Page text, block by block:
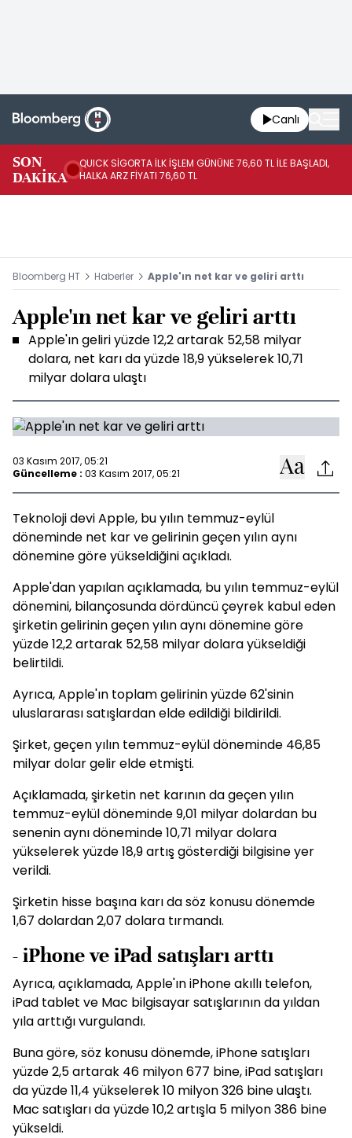
Canlı
SON
DAKİKA
QUICK SİGORTA İLK İŞLEM GÜNÜNE 76,60 TL İLE BAŞLADI,
HALKA ARZ FİYATI 76,60 TL
Bloomberg HT Haberler Apple'ın net kar ve geliri arttı
Apple'ın net kar ve geliri arttı
Apple'ın geliri yüzde 12,2 artarak 52,58 milyar
dolara, net karı da yüzde 18,9 yükselerek 10,71
milyar dolara ulaştı
03 Kasım 2017, 05:21
Güncelleme : 03 Kasım 2017, 05:21
Teknoloji devi Apple, bu yılın temmuz-eylül
döneminde net kar ve gelirinin geçen yılın aynı
dönemine göre yükseldiğini açıkladı.
Apple'dan yapılan açıklamada, bu yılın temmuz-eylül
dönemini, bilançosunda dördüncü çeyrek kabul eden
şirketin gelirinin geçen yılın aynı dönemine göre
yüzde 12,2 artarak 52,58 milyar dolara yükseldiği
belirtildi.
Ayrıca, Apple'ın toplam gelirinin yüzde 62'sinin
uluslararası satışlardan elde edildiği bildirildi.
Şirket, geçen yılın temmuz-eylül döneminde 46,85
milyar dolar gelir elde etmişti.
Açıklamada, şirketin net karının da geçen yılın
temmuz-eylül döneminde 9,01 milyar dolardan bu
senenin aynı döneminde 10,71 milyar dolara
yükselerek yüzde 18,9 artış gösterdiği bilgisine yer
verildi.
Şirketin hisse başına karı da söz konusu dönemde
1,67 dolardan 2,07 dolara tırmandı.
- iPhone ve iPad satışları arttı
Ayrıca, açıklamada, Apple'ın iPhone akıllı telefon,
iPad tablet ve Mac bilgisayar satışlarının da yıldan
yıla arttığı vurgulandı.
Buna göre, söz konusu dönemde, iPhone satışları
yüzde 2,5 artarak 46 milyon 677 bine, iPad satışları
da yüzde 11,4 yükselerek 10 milyon 326 bine ulaştı.
Mac satışları da yüzde 10,2 artışla 5 milyon 386 bine
yükseldi.